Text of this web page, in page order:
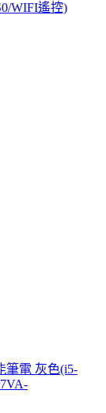
WIFI遙控)
筆電 灰色(i5-